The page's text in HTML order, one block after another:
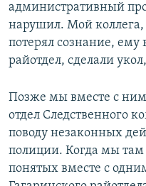
административный
нарушил. Мой коллега,
потерял сознание, ему
райотдел, сделали
Позже мы вместе с
отдел Следственного
поводу незаконных
полиции. Когда мы
понятых вместе с